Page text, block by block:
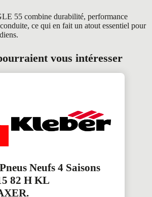
55 combine durabilité, performance
ce qui en fait un atout essentiel pour
vous intéresser
Neufs 4 Saisons
82 H KL